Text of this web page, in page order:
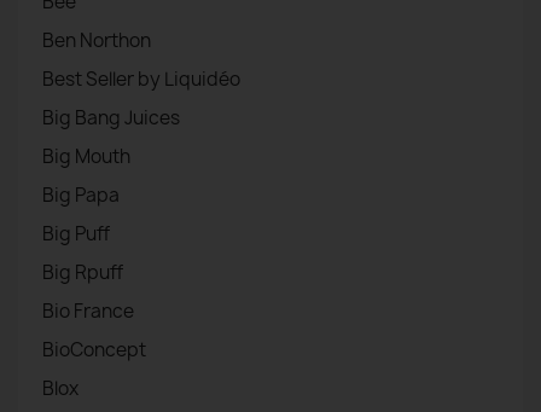
Ben Northon
Best Seller by Liquidéo
Big Bang Juices
Big Mouth
Big Papa
Big Puff
Big Rpuff
Bio France
BioConcept
Blox